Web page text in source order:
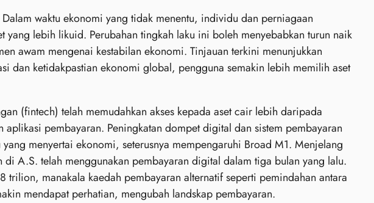
Dalam waktu ekonomi yang tidak menentu, individu dan perniagaan
yang lebih likuid. Perubahan tingkah laku ini boleh menyebabkan turun naik
awam mengenai kestabilan ekonomi. Tinjauan terkini menunjukkan
dan ketidakpastian ekonomi global, pengguna semakin lebih memilih aset
(fintech) telah memudahkan akses kepada aset cair lebih daripada
pembayaran. Peningkatan dompet digital dan sistem pembayaran
menyertai ekonomi, seterusnya mempengaruhi Broad M1. Menjelang
A.S. telah menggunakan pembayaran digital dalam tiga bulan yang lalu.
manakala kaedah pembayaran alternatif seperti pemindahan antara
mendapat perhatian, mengubah landskap pembayaran.